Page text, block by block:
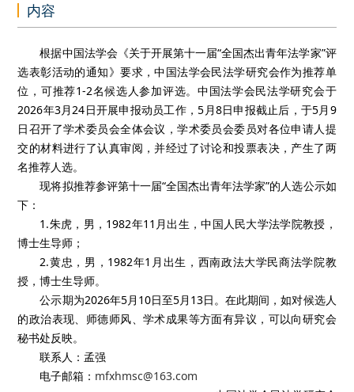
内容
根据中国法学会《关于开展第十一届“全国杰出青年法学家”评
选表彰活动的通知》要求，中国法学会民法学研究会作为推荐单
位，可推荐1-2名候选人参加评选。中国法学会民法学研究会于
2026年3月24日开展申报动员工作，5月8日申报截止后，于5月9
日召开了学术委员会全体会议，学术委员会委员对各位申请人提
交的材料进行了认真审阅，并经过了讨论和投票表决，产生了两
名推荐人选。
现将拟推荐参评第十一届“全国杰出青年法学家”的人选公示如
下：
1.朱虎，男，1982年11月出生，中国人民大学法学院教授，
博士生导师；
2.黄忠，男，1982年1月出生，西南政法大学民商法学院教
授，博士生导师。
公示期为2026年5月10日至5月13日。在此期间，如对候选人
的政治表现、师德师风、学术成果等方面有异议，可以向研究会
秘书处反映。
联系人：孟强
电子邮箱： mfxhmsc@163.com